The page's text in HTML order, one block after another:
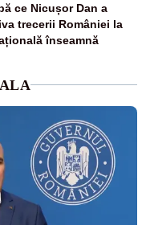
ce Nicușor Dan a
trecerii României la
înseamnă